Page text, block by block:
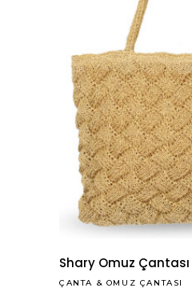
Shary Omuz Çantası
ÇANTA & OMUZ ÇANTASI